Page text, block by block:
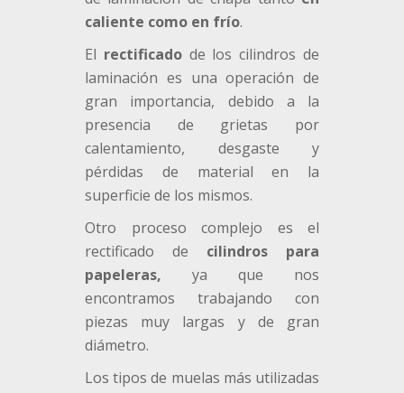
caliente como en frío.
El rectificadode los cilindros de
laminación es una operación de
gran importancia, debido a la
presencia de grietas por
calentamiento, desgaste y
pérdidas de material en la
superficie de los mismos.
Otro proceso complejo es el
rectificado de cilindros para
papeleras, ya que nos
encontramos trabajando con
piezas muy largas y de gran
diámetro.
Los tipos de muelas más utilizadas